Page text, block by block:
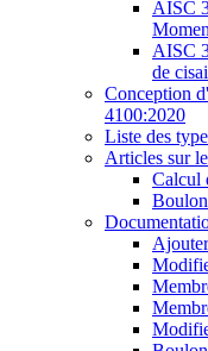
AISC
AISC
de
Conception
4100:2020
Liste des
Articles sur
Calcul